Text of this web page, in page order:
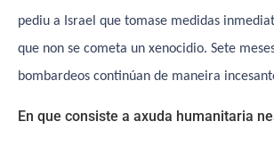
pediu a Israel que tomase medidas
que non se cometa un xenocidio. Sete
bombardeos continúan de maneira
En que consiste a axuda humanitaria